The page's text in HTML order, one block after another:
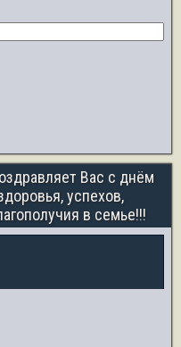
Вас с днём
успехов,
в семье!!!